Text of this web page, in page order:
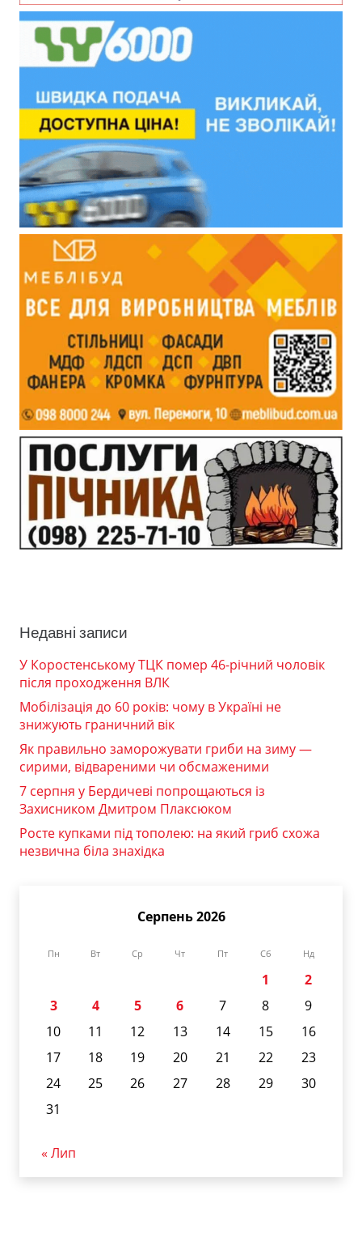
Недавні записи
У Коростенському ТЦК помер 46-річний чоловік
після проходження ВЛК
Мобілізація до 60 років: чому в Україні не
знижують граничний вік
Як правильно заморожувати гриби на зиму —
сирими, відвареними чи обсмаженими
7 серпня у Бердичеві попрощаються із
Захисником Дмитром Плаксюком
Росте купками під тополею: на який гриб схожа
незвична біла знахідка
Серпень 2026
Пн Вт Ср Чт Пт Сб Нд
1
2
3
4 5 6 7 8
9
10
11 12 13 14 15
16
17
18 19 20 21 22
23
24
25 26 27 28 29
30
31
« Лип